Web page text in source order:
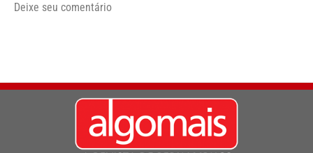
Deixe seu comentário